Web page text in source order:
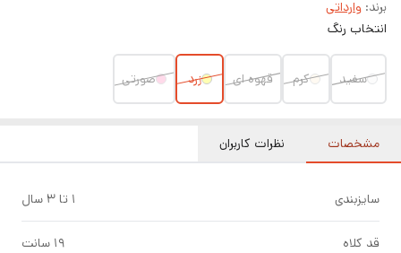
برند: وارداتی
انتخاب رنگ
سفید کرم قهوه ای زرد صورتی
مشخصات نظرات کاربران
سایزبندی ۱ تا ۳ سال
قد کلاه ۱۹ سانت